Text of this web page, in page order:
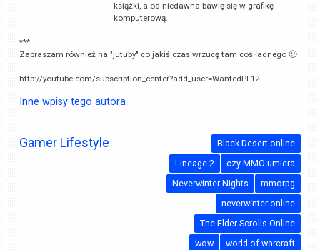
książki, a od niedawna bawię się w grafikę
komputerową.
***
Zapraszam również na "jutuby" co jakiś czas wrzucę tam coś ładnego 🙂
http://youtube.com/subscription_center?add_user=WantedPL12
Inne wpisy tego autora
Gamer Lifestyle
Black Desert online
czy MMO umiera
Lineage 2
mmorpg
Neverwinter Nights
neverwinter online
The Elder Scrolls Online
world of warcraft
wow